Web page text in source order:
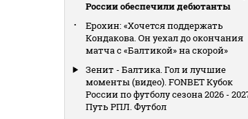
России обеспечили дебютанты
Ерохин: «Хочется поддержать
Кондакова. Он уехал до окончания
матча с «Балтикой» на скорой»
Зенит - Балтика. Гол и лучшие
моменты (видео). FONBET Кубок
России по футболу сезона 2026 -
Путь РПЛ. Футбол